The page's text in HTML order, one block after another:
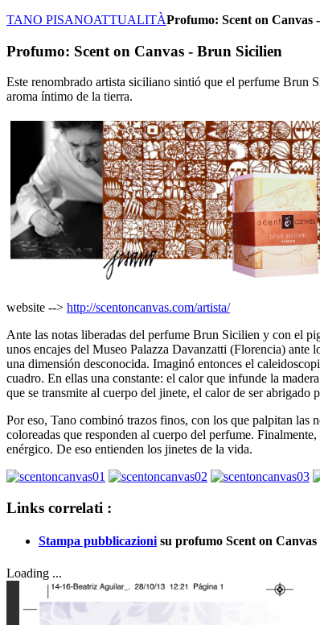
TANO PISANOATTUALITÀProfumo: Scent on Canvas
Profumo: Scent on Canvas - Brun Sicilien
Este renombrado artista siciliano sintió que el perfume Brun
aroma íntimo de la tierra.
website --> http://scentoncanvas.com/artista/
Ante las notas liberadas del perfume Brun Sicilien y con el
unos encajes del Museo Palazza Davanzatti (Florencia) ante
una dimensión desconocida. Imaginó entonces el
cuadro. En ellas una constante: el calor que infunde la
que se transmite al cuerpo del jinete, el calor de ser abrigado
Por eso, Tano combinó trazos finos, con los que palpitan las
coloreadas que responden al cuerpo del perfume.
enérgico. De eso entienden los jinetes de la vida.
Links correlati :
Stampa pubblicazioni su profumo Scent on Canvas
Loading ...